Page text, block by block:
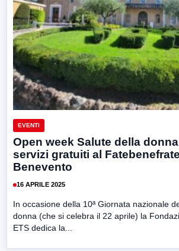
EVENTI
Open week Salute della
servizi gratuiti al
Benevento
16 APRILE 2025
In occasione della 10ª Giornata nazionale
donna (che si celebra il 22 aprile) la
ETS dedica la...